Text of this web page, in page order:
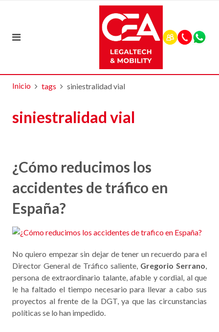
Inicio tags siniestralidad vial
siniestralidad vial
¿Cómo reducimos los
accidentes de tráfico en
España?
No quiero empezar sin dejar de tener un recuerdo para el
Director General de Tráfico saliente, Gregorio Serrano,
persona de extraordinario talante, afable y cordial, al que
le ha faltado el tiempo necesario para llevar a cabo sus
proyectos al frente de la DGT, ya que las circunstancias
políticas se lo han impedido.